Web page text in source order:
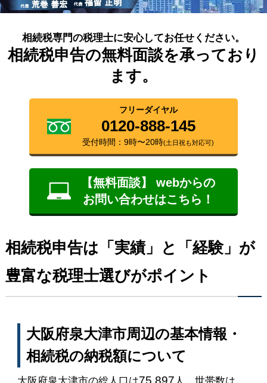
相続税専門の税理士に安心してお任せください。
相続税申告の無料面談を承っており
ます。
フリーダイヤル
0120-888-145
受付時間：9時〜20時(土日祝も対応可)
【無料面談】 webからの
お問い合わせはこちら！
相続税申告は「実績」と「経験」が
豊富な税理士選びがポイント
大阪府泉大津市周辺の基本情報・
相続税の納税額について
大阪府泉大津市の総人口は75,897 人。世帯数は